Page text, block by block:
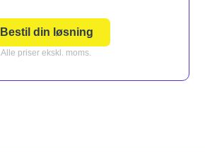
Bestil din løsning
Alle priser ekskl. moms.